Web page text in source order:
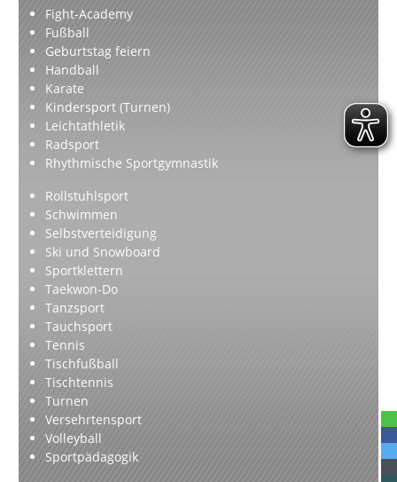
Fight-Academy
Fußball
Geburtstag feiern
Handball
Karate
Kindersport (Turnen)
Leichtathletik
Radsport
Rhythmische Sportgymnastik
Rollstuhlsport
Schwimmen
Selbstverteidigung
Ski und Snowboard
Sportklettern
Taekwon-Do
Tanzsport
Tauchsport
Tennis
Tischfußball
Tischtennis
Turnen
Versehrtensport
Volleyball
Sportpädagogik